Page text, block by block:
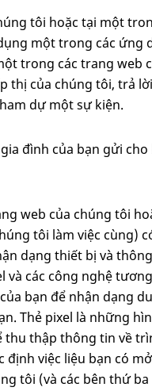
tôi hoặc tại một
một trong các ứng
trong các trang web
thị của chúng tôi, trả
dự một sự kiện.
đình của bạn gửi
web của chúng tôi
tôi làm việc cùng)
dạng thiết bị và
và các công nghệ
bạn để nhận dạng
Thẻ pixel là những
thu thập thông tin về
việc liệu bạn có
tôi (và các bên thứ